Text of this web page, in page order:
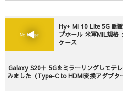
Hy+ Mi 10 Lite 5G 耐
プホール 米軍MIL規格
ケース
Galaxy S20＋ 5Gをミラーリングしてテ
みました（Type-C to HDMI変換アダプタ